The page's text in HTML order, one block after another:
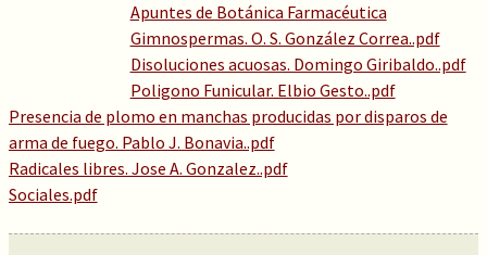
Apuntes de Botánica Farmacéutica
Gimnospermas. O. S. González Correa..pdf
Disoluciones acuosas. Domingo Giribaldo..pdf
Poligono Funicular. Elbio Gesto..pdf
Presencia de plomo en manchas producidas por disparos de
arma de fuego. Pablo J. Bonavia..pdf
Radicales libres. Jose A. Gonzalez..pdf
Sociales.pdf